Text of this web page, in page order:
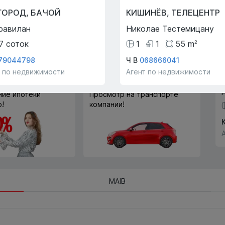
Trade-In
Trade-In мы поможем вам
купить эту квартиру в обмен
ипотеки
Просмотр на транспорте
компании!
MAIB
, БАЧОЙ
соток
по недвижимости
КИШИНЁВ, ТЕЛЕЦЕНТР
Николае Тестемицану
1
1 55 m2
Ч В 068666041
Агент по недвижимости